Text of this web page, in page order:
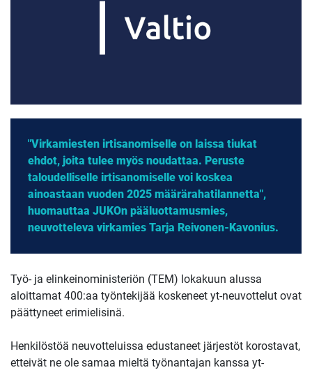
"Virkamiesten irtisanomiselle on laissa tiukat
ehdot, joita tulee myös noudattaa. Peruste
taloudelliselle irtisanomiselle voi koskea
ainoastaan vuoden 2025 määrärahatilannetta",
huomauttaa JUKOn pääluottamusmies,
neuvotteleva virkamies Tarja Reivonen-Kavonius.
Työ- ja elinkeinoministeriön (TEM) lokakuun alussa
aloittamat 400:aa työntekijää koskeneet yt-neuvottelut ovat
päättyneet erimielisinä.
Henkilöstöä neuvotteluissa edustaneet järjestöt korostavat,
etteivät ne ole samaa mieltä työnantajan kanssa yt-